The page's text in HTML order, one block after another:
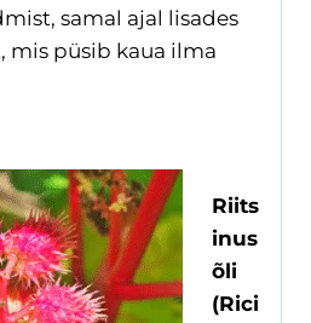
samal ajal lisades
mis püsib kaua ilma
Riits
inus
õli
(Rici